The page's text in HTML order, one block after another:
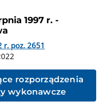
1997 r. -
r. poz. 2651
rozporządzenia
wykonawcze